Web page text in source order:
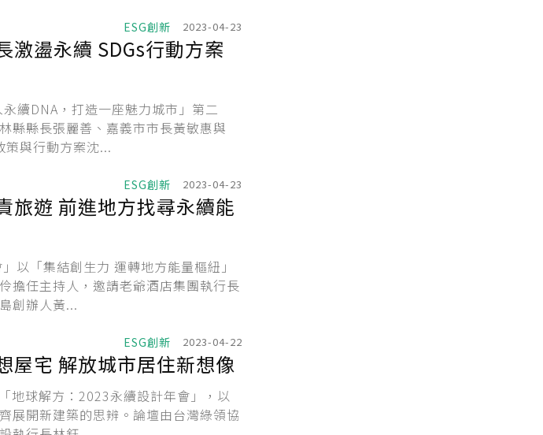
ESG創新 2023-04-23
行動方案
續DNA，打造一座魅力城市」第二
縣縣長張麗善、嘉義市市長黃敏惠與
策與行動方案沈...
ESG創新 2023-04-23
永續能
以「集結創生力 運轉地方能量樞紐」
擔任主持人，邀請老爺酒店集團執行長
創辦人黃...
ESG創新 2023-04-22
地球解方／「住」進永續理想屋宅 解放城市居住新想像
地球解方：2023永續設計年會」，以
展開新建築的思辨。論壇由台灣綠領協